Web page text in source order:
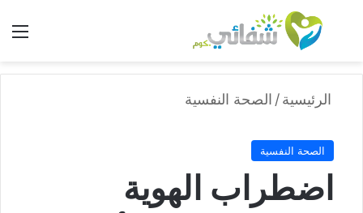
بحث عن
الرئيسية/ الصحة النفسية
الصحة النفسية
اضطراب الهوية